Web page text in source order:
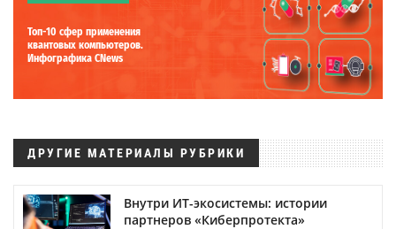
Топ-10 сфер применения
квантовых компьютеров.
Инфографика CNews
ДРУГИЕ МАТЕРИАЛЫ РУБРИКИ
Внутри ИТ-экосистемы: истории
партнеров «Киберпротекта»